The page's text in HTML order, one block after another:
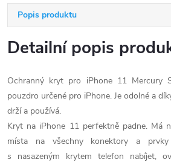
Popis produktu
Detailní popis
Ochranný kryt pro iPhone 11 Mercury
pouzdro určené pro iPhone. Je odolné a
drží a používá.
Kryt na iPhone 11 perfektně padne. Má
místa na všechny konektory a
s nasazeným krytem telefon nabíjet,